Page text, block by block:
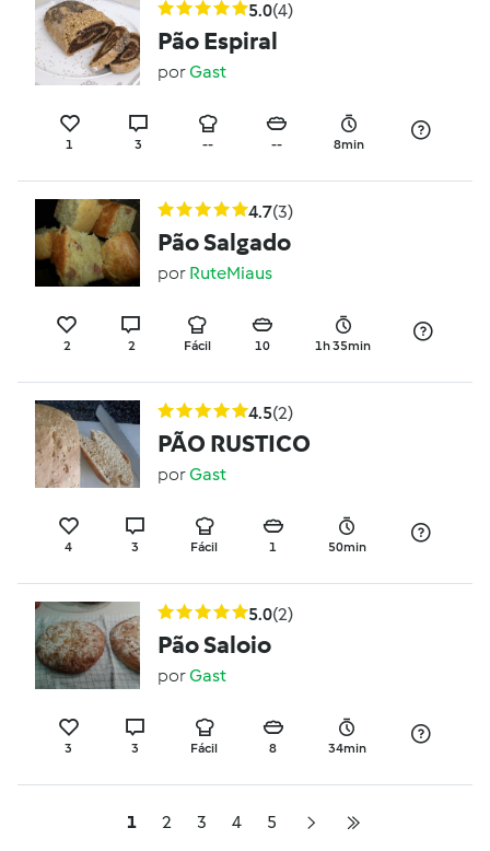
5.0(4)
Pão Espiral
porGast
1 3 -- -- 8min
4.7(3)
Pão Salgado
por RuteMiaus
2 2 Fácil 10 1h 35min
4.5(2)
PÃO RUSTICO
porGast
4 3 Fácil 1 50min
5.0(2)
Pão Saloio
porGast
3 3 Fácil 8 34min
1 2 3 4 5